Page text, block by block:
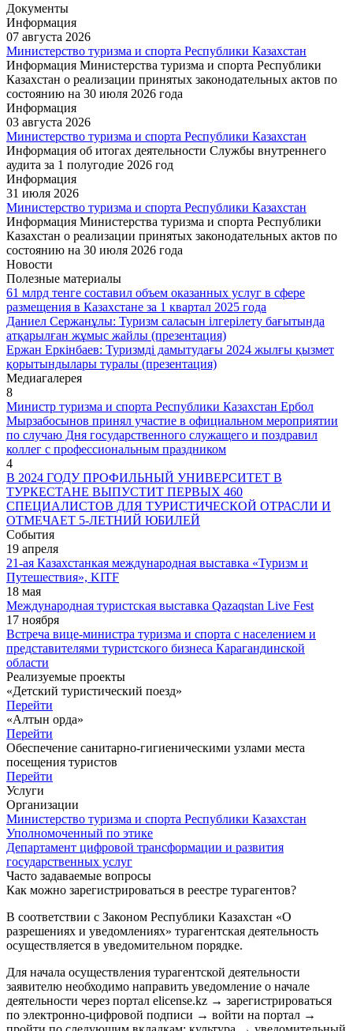
Документы
Информация
07 августа 2026
Министерство туризма и спорта Республики Казахстан
Информация Министерства туризма и спорта Республики
Казахстан о реализации принятых законодательных актов по
состоянию на 30 июля 2026 года
Информация
03 августа 2026
Министерство туризма и спорта Республики Казахстан
Информация об итогах деятельности Службы внутреннего
аудита за 1 полугодие 2026 год
Информация
31 июля 2026
Министерство туризма и спорта Республики Казахстан
Информация Министерства туризма и спорта Республики
Казахстан о реализации принятых законодательных актов по
состоянию на 30 июля 2026 года
Новости
Полезные материалы
61 млрд тенге составил объем оказанных услуг в сфере
размещения в Казахстане за 1 квартал 2025 года
Даниел Сержанұлы: Туризм саласын ілгерілету бағытында
атқарылған жұмыс жайлы (презентация)
Ержан Еркінбаев: Туризмді дамытудағы 2024 жылғы қызмет
қорытындылары туралы (презентация)
Медиагалерея
8
Министр туризма и спорта Республики Казахстан Ербол
Мырзабосынов принял участие в официальном мероприятии
по случаю Дня государственного служащего и поздравил
коллег с профессиональным праздником
4
В 2024 ГОДУ ПРОФИЛЬНЫЙ УНИВЕРСИТЕТ В
ТУРКЕСТАНЕ ВЫПУСТИТ ПЕРВЫХ 460
СПЕЦИАЛИСТОВ ДЛЯ ТУРИСТИЧЕСКОЙ ОТРАСЛИ И
ОТМЕЧАЕТ 5-ЛЕТНИЙ ЮБИЛЕЙ
События
19 апреля
21-ая Казахстанкая международная выставка «Туризм и
Путешествия», KITF
18 мая
Международная туристская выставка Qazaqstan Live Fest
17 ноября
Встреча вице-министра туризма и спорта с населением и
представителями туристского бизнеса Карагандинской
области
Реализуемые проекты
«Детский туристический поезд»
Перейти
«Алтын орда»
Перейти
Обеспечение санитарно-гигиеническими узлами места
посещения туристов
Перейти
Услуги
Организации
Министерство туризма и спорта Республики Казахстан
Уполномоченный по этике
Департамент цифровой трансформации и развития
государственных услуг
Часто задаваемые вопросы
Как можно зарегистрироваться в реестре турагентов?
В соответствии с Законом Республики Казахстан «О
разрешениях и уведомлениях» турагентская деятельность
осуществляется в уведомительном порядке.
Для начала осуществления турагентской деятельности
заявителю необходимо направить уведомление о начале
деятельности через портал elicense.kz → зарегистрироваться
по электронно-цифровой подписи → войти на портал →